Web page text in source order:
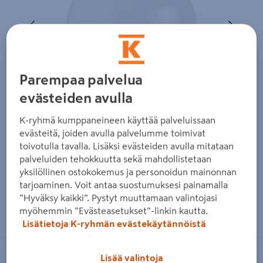
Zoomaa kuvaa sormilla kosketusnäytöllä
Parempaa palvelua
evästeiden avulla
K-ryhmä kumppaneineen käyttää palveluissaan
evästeitä, joiden avulla palvelumme toimivat
toivotulla tavalla. Lisäksi evästeiden avulla mitataan
palveluiden tehokkuutta sekä mahdollistetaan
yksilöllinen ostokokemus ja personoidun mainonnan
tarjoaminen. Voit antaa suostumuksesi painamalla
”Hyväksy kaikki”. Pystyt muuttamaan valintojasi
myöhemmin ”Evästeasetukset”-linkin kautta.
Lisätietoja K-ryhmän evästekäytännöistä
Lisää valintoja